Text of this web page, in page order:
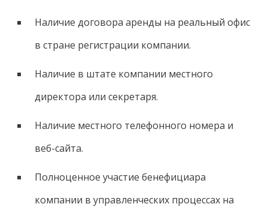
Наличие договора аренды на реальный офис
в стране регистрации компании.
Наличие в штате компании местного
директора или секретаря.
Наличие местного телефонного номера и
веб-сайта.
Полноценное участие бенефициара
компании в управленческих процессах на